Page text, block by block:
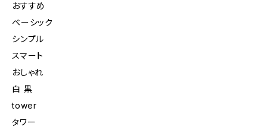
おすすめ
ベーシック
シンプル
スマート
おしゃれ
白 黒
tower
タワー